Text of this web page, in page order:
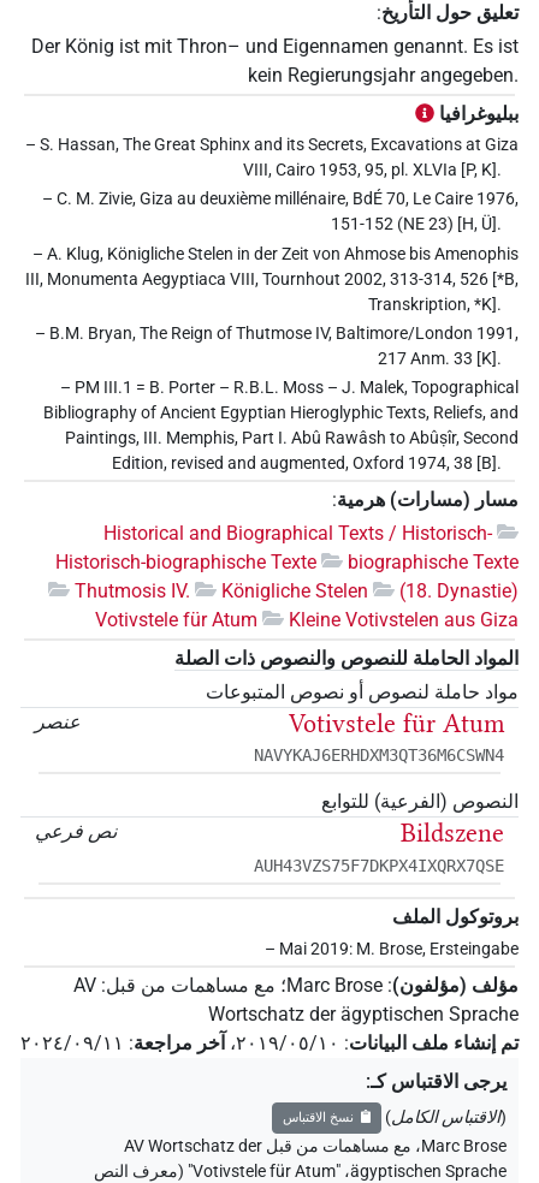
تعليق حول التأريخ:
Der König ist mit Thron– und Eigennamen genannt. Es ist
kein Regierungsjahr angegeben.
ببليوغرافيا
– S. Hassan, The Great Sphinx and its Secrets, Excavations at Giza
VIII, Cairo 1953, 95, pl. XLVIa [P, K].
– C. M. Zivie, Giza au deuxième millénaire, BdÉ 70, Le Caire 1976,
151-152 (NE 23) [H, Ü].
– A. Klug, Königliche Stelen in der Zeit von Ahmose bis Amenophis
III, Monumenta Aegyptiaca VIII, Tournhout 2002, 313-314, 526 [*B,
Transkription, *K].
– B.M. Bryan, The Reign of Thutmose IV, Baltimore/London 1991,
217 Anm. 33 [K].
– PM III.1 = B. Porter – R.B.L. Moss – J. Malek, Topographical
Bibliography of Ancient Egyptian Hieroglyphic Texts, Reliefs, and
Paintings, III. Memphis, Part I. Abû Rawâsh to Abûṣîr, Second
Edition, revised and augmented, Oxford 1974, 38 [B].
مسار (مسارات) هرمية:
Historical and Biographical Texts / Historisch-
biographische Texte
Historisch-biographische Texte
(18. Dynastie)
Königliche Stelen
Thutmosis IV.
Kleine Votivstelen aus Giza
Votivstele für Atum
المواد الحاملة للنصوص والنصوص ذات الصلة
مواد حاملة لنصوص أو نصوص المتبوعات
عنصر
Votivstele für Atum
NAVYKAJ6ERHDXM3QT36M6CSWN4
النصوص (الفرعية) للتوابع
نص فرعي
Bildszene
AUH43VZS75F7DKPX4IXQRX7QSE
بروتوكول الملف
– Mai 2019: M. Brose, Ersteingabe
مؤلف (مؤلفون):
Marc Brose؛ مع مساهمات من قبل:
AV
Wortschatz der ägyptischen Sprache
تم إنشاء ملف البيانات: ٢٠١٩/٠٥/١٠، آخر مراجعة: ٢٠٢٤/٠٩/١١
يرجى الاقتباس كـ:
(الاقتباس الكامل) نسخ الاقتباس
Marc Brose، مع مساهمات من قبل AV Wortschatz der
ägyptischen Sprache، "Votivstele für Atum" (
معرف النص